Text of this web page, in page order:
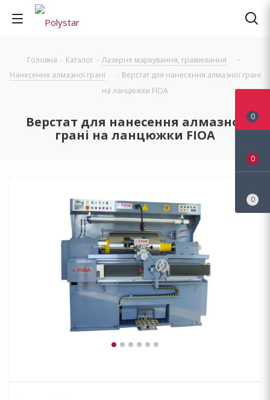
Головна - Каталог - Лазерне маркування, гравіювання
-
Нанесення алмазної грані
- Верстат для нанесення алмазної грані
на ланцюжки FIOA
Верстат для нанесення алмазної
грані на ланцюжки FIOA
0
0
0